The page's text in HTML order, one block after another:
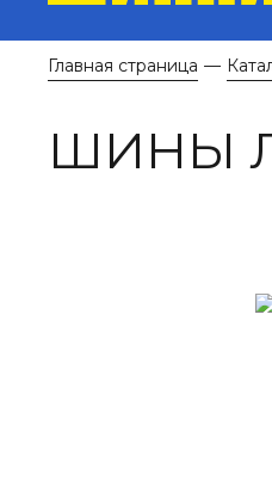
Главная страница —
ШИНЫ